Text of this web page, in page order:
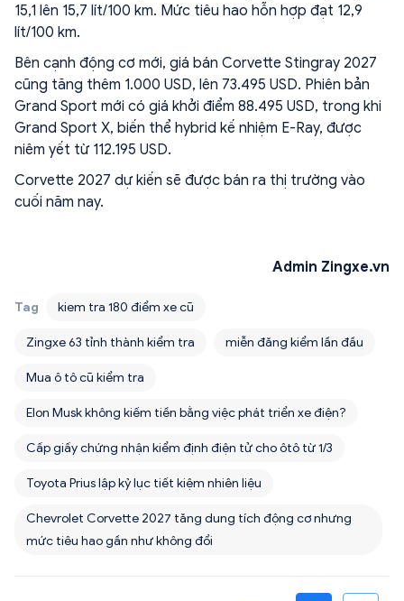
15,1 lên 15,7 lít/100 km. Mức tiêu hao hỗn hợp đạt 12,9
lít/100 km.
Bên cạnh động cơ mới, giá bán Corvette Stingray 2027
cũng tăng thêm 1.000 USD, lên 73.495 USD. Phiên bản
Grand Sport mới có giá khởi điểm 88.495 USD, trong khi
Grand Sport X, biến thể hybrid kế nhiệm E-Ray, được
niêm yết từ 112.195 USD.
Corvette 2027 dự kiến sẽ được bán ra thị trường vào
cuối năm nay.
Admin Zingxe.vn
Tag kiem tra 180 điểm xe cũ
Zingxe 63 tỉnh thành kiểm tra miễn đăng kiểm lần đầu
Mua ô tô cũ kiểm tra
Elon Musk không kiếm tiền bằng việc phát triển xe điện?
Cấp giấy chứng nhận kiểm định điện tử cho ôtô từ 1/3
Toyota Prius lập kỷ lục tiết kiệm nhiên liệu
Chevrolet Corvette 2027 tăng dung tích động cơ nhưng
mức tiêu hao gần như không đổi